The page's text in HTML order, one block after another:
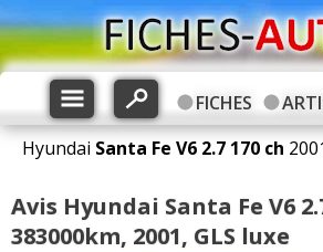
FICHES
Hyundai Santa Fe V6 2.7 170 ch
Avis Hyundai Santa Fe V6
383000km, 2001, GLS luxe